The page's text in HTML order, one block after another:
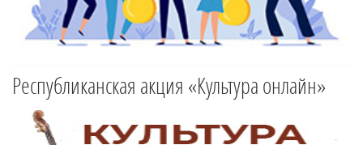
Республиканская акция «Культура онлайн»